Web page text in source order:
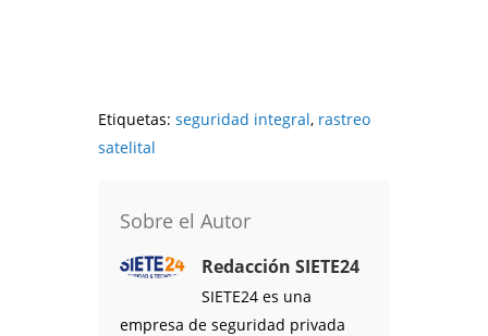
Etiquetas: seguridad integral, rastreo
satelital
Sobre el Autor
Redacción SIETE24
SIETE24 es una
empresa de seguridad privada